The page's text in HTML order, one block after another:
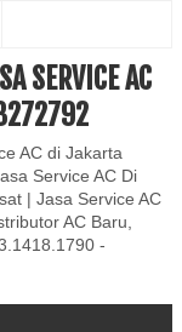
SERVICE AC
AC di Jakarta
Service AC Di
| Jasa Service AC
AC Baru,
-